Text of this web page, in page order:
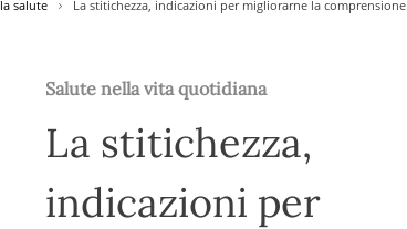
salute La stitichezza, indicazioni per migliorarne la comprensione
Salute nella vita quotidiana
La stitichezza,
indicazioni per